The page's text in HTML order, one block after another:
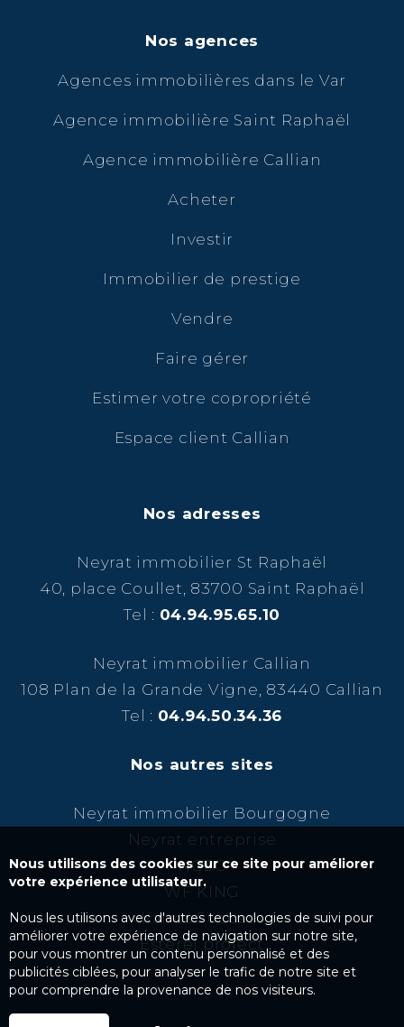
Nos agences
Agences immobilières dans le Var
Agence immobilière Saint Raphaël
Agence immobilière Callian
Acheter
Investir
Immobilier de prestige
Vendre
Faire gérer
Estimer votre copropriété
Espace client Callian
Nos adresses
Neyrat immobilier St Raphaël
40, place Coullet, 83700 Saint Raphaël
Tel : 04.94.95.65.10
Neyrat immobilier Callian
108 Plan de la Grande Vigne, 83440 Callian
Tel : 04.94.50.34.36
Nos autres sites
Neyrat immobilier Bourgogne
Neyrat entreprise
NCBC
WF KING
Kairos Success
Esterel project
Nous utilisons des cookies sur ce site pour améliorer
votre expérience utilisateur.
Nous les utilisons avec d'autres technologies de suivi pour
améliorer votre expérience de navigation sur notre site,
pour vous montrer un contenu personnalisé et des
publicités ciblées, pour analyser le trafic de notre site et
pour comprendre la provenance de nos visiteurs.